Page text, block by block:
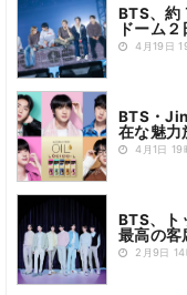
BTS、約
ドーム
4月19日
BTS・
在な魅力
4月1日 19
BTS、ト
最高の客
2月9日